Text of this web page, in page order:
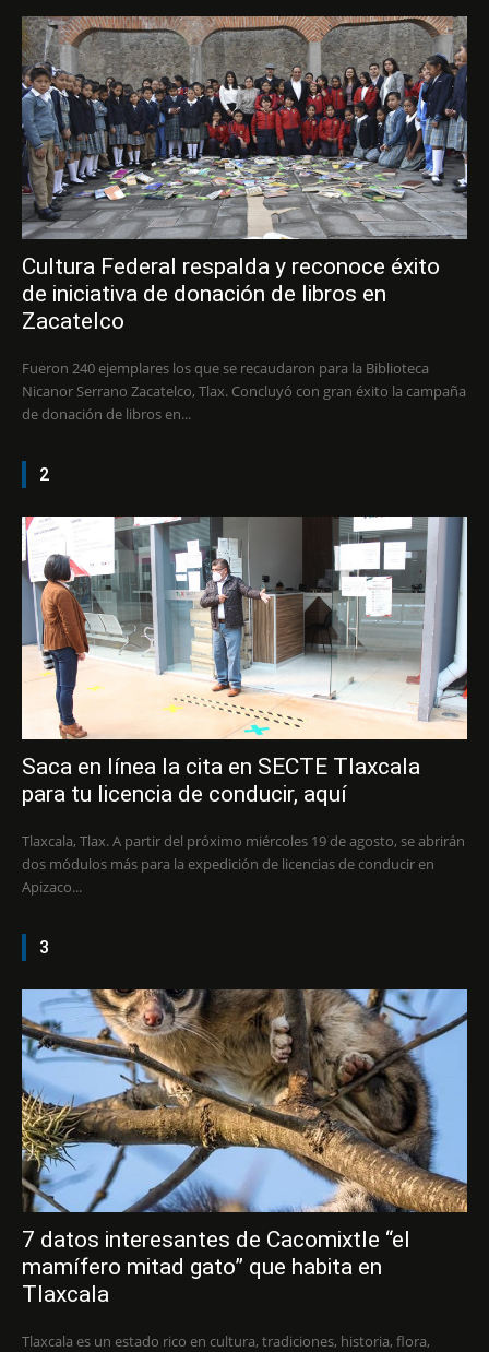
Cultura Federal respalda y reconoce éxito
de iniciativa de donación de libros en
Zacatelco
Fueron 240 ejemplares los que se recaudaron para la Biblioteca
Nicanor Serrano Zacatelco, Tlax. Concluyó con gran éxito la campaña
de donación de libros en...
2
Saca en línea la cita en SECTE Tlaxcala
para tu licencia de conducir, aquí
Tlaxcala, Tlax. A partir del próximo miércoles 19 de agosto, se abrirán
dos módulos más para la expedición de licencias de conducir en
Apizaco...
3
7 datos interesantes de Cacomixtle “el
mamífero mitad gato” que habita en
Tlaxcala
Tlaxcala es un estado rico en cultura, tradiciones, historia, flora,